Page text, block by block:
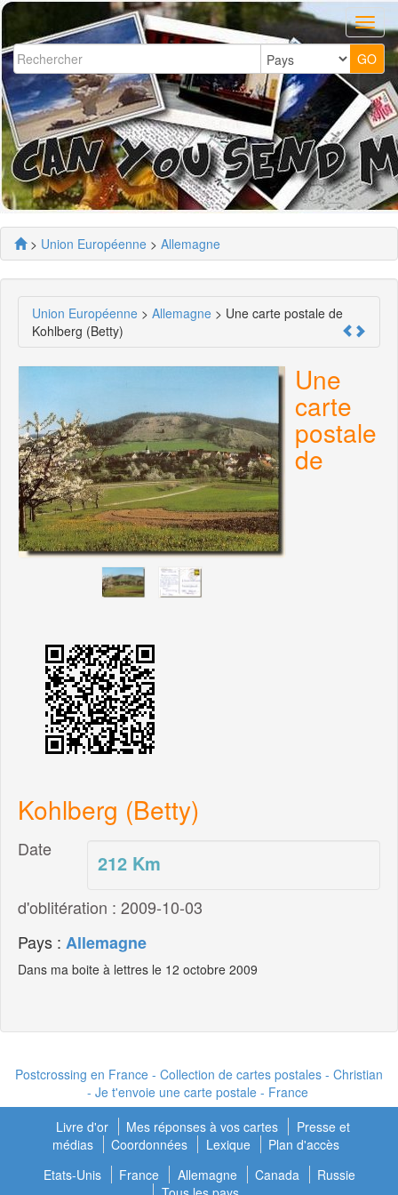
> Union Européenne > Allemagne
Union Européenne > Allemagne > Une carte postale de
Kohlberg (Betty)
Une
carte
postale
de
Kohlberg (Betty)
212 Km
Date
d'oblitération : 2009-10-03
Pays : Allemagne
Dans ma boite à lettres le 12 octobre 2009
Postcrossing en France - Collection de cartes postales - Christian
- Je t'envoie une carte postale - France
Livre d'or
Mes réponses à vos cartes
Presse et
médias
Coordonnées Lexique
Plan d'accès
Etats-Unis
France Allemagne Canada
Russie